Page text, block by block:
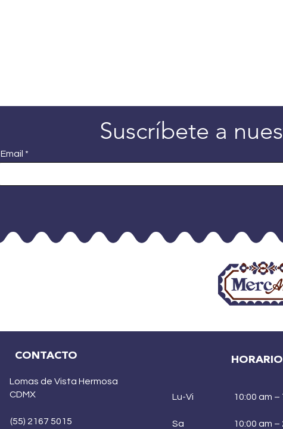
Email
Suscríbete a
CONTACTO
Lomas de Vista Hermosa
CDMX
(55) 2167 5015
Lu-Vi 10:00 am –
Sa 10:00 am –